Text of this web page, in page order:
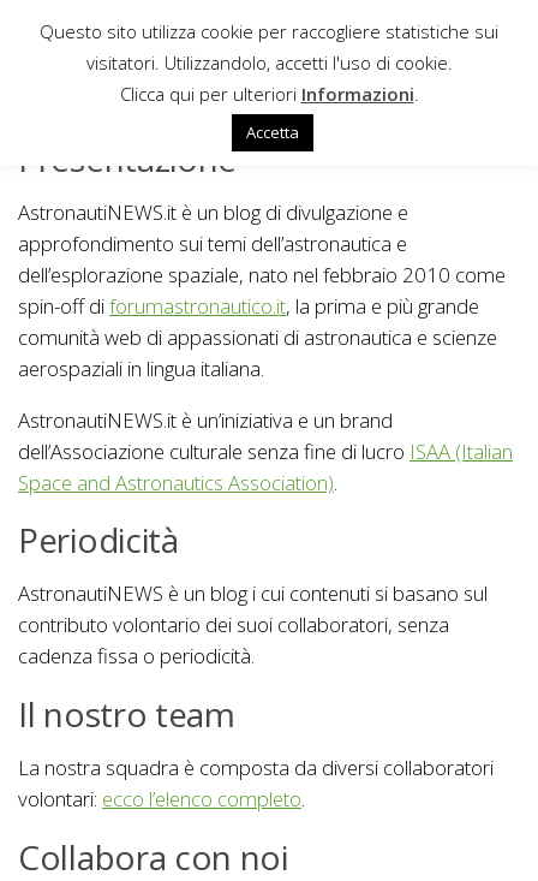
Sotto il contenuto
CHI SIAMO
Presentazione
AstronautiNEWS.it è un blog di divulgazione e
approfondimento sui temi dell’astronautica e
dell’esplorazione spaziale, nato nel febbraio 2010 come
spin-off diforumastronautico.it, la prima e più grande
comunità web di appassionati di astronautica e scienze
aerospaziali in lingua italiana.
AstronautiNEWS.it è un’iniziativa e un brand
dell’Associazione culturale senza fine di lucro ISAA (Italian
Space and Astronautics Association).
Periodicità
AstronautiNEWS è un blog i cui contenuti si basano sul
contributo volontario dei suoi collaboratori, senza
cadenza fissa o periodicità.
Il nostro team
La nostra squadra è composta da diversi collaboratori
volontari: ecco l’elenco completo.
Collabora con noi
Questo sito utilizza cookie per raccogliere statistiche sui
visitatori. Utilizzandolo, accetti l'uso di cookie.
Clicca qui per ulteriori Informazioni
Accetta